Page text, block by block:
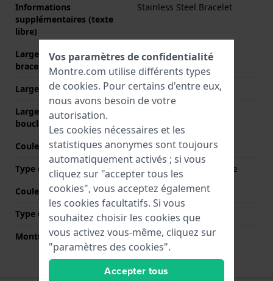
Informations
supplémentaires (texte
libre)
Stainless Steel Bracelet
Largeur de la patte (du
bracelet)
14 mm
Largeur entre Corne
14 mm
Largeur de bande à la
boucle
Couleur du bracelet
Bicolore
Type de fermoir
Boucle papillon Invisible
Couleur de fermoir
Argent
Type de montage
Épingles à ressort
Monture droite
Non
Vos paramètres de confidentialité
Montre.com utilise différents types
de cookies. Pour certains d'entre eux,
nous avons besoin de votre
autorisation.
Les cookies nécessaires et les
statistiques anonymes sont toujours
automatiquement activés ; si vous
cliquez sur "accepter tous les
cookies", vous acceptez également
les cookies facultatifs. Si vous
souhaitez choisir les cookies que
vous activez vous-même, cliquez sur
"paramètres des cookies".
Accepter tous